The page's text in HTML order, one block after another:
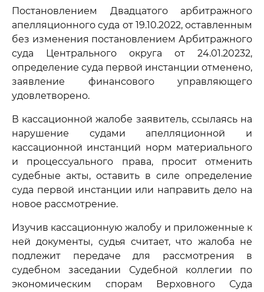
Постановлением Двадцатого арбитражного
апелляционного суда от 19.10.2022, оставленным
без изменения постановлением Арбитражного
суда Центрального округа от 24.01.20232,
определение суда первой инстанции отменено,
заявление финансового управляющего
удовлетворено.
В кассационной жалобе заявитель, ссылаясь на
нарушение судами апелляционной и
кассационной инстанций норм материального
и процессуального права, просит отменить
судебные акты, оставить в силе определение
суда первой инстанции или направить дело на
новое рассмотрение.
Изучив кассационную жалобу и приложенные к
ней документы, судья считает, что жалоба не
подлежит передаче для рассмотрения в
судебном заседании Судебной коллегии по
экономическим спорам Верховного Суда